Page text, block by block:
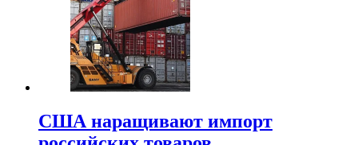
США наращивают импорт